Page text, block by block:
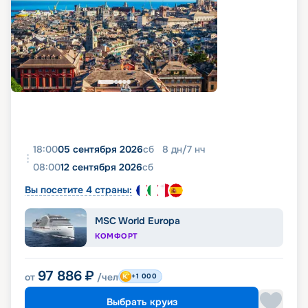
18:0005 сентября 2026сб 8 дн/7 нч
08:0012 сентября 2026сб
Вы посетите 4 страны:
MSC World Europa
КОМФОРТ
от 97 886 ₽ /чел +1 000
Выбрать круиз